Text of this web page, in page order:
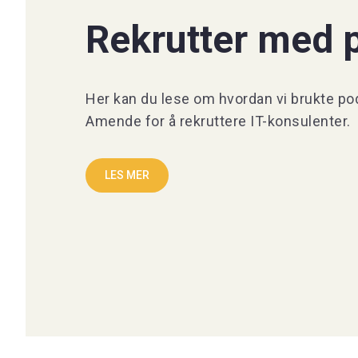
Rekrutter med
Her kan du lese om hvordan vi brukte
Amende for å rekruttere IT-konsulenter.
LES MER